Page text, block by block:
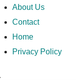
Skip
to
content
Way
Lets Talk About Money
In
About Us
Contact
Home
Privacy Policy